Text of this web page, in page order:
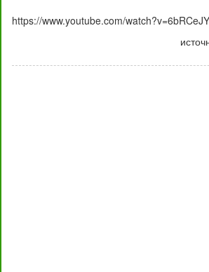
https://www.youtube.com/